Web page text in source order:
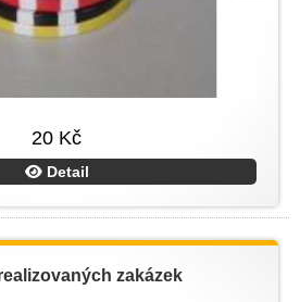
20 Kč
Detail
zakázek